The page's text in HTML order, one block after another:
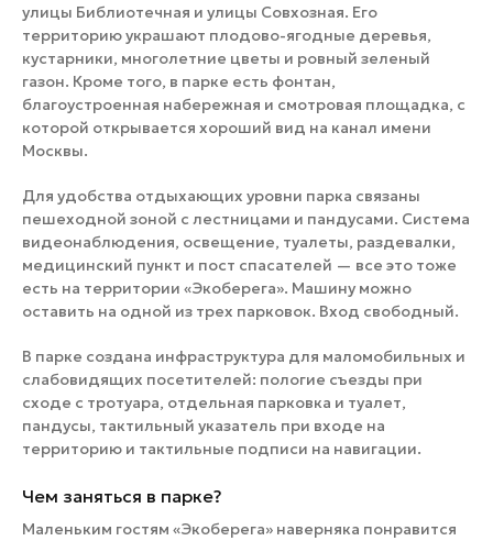
улицы Библиотечная и улицы Совхозная. Его
территорию украшают плодово-ягодные деревья,
кустарники, многолетние цветы и ровный зеленый
газон. Кроме того, в парке есть фонтан,
благоустроенная набережная и смотровая площадка, с
которой открывается хороший вид на канал имени
Москвы.
Для удобства отдыхающих уровни парка связаны
пешеходной зоной с лестницами и пандусами. Система
видеонаблюдения, освещение, туалеты, раздевалки,
медицинский пункт и пост спасателей — все это тоже
есть на территории «Экоберега». Машину можно
оставить на одной из трех парковок. Вход свободный.
В парке создана инфраструктура для маломобильных и
слабовидящих посетителей: пологие съезды при
сходе с тротуара, отдельная парковка и туалет,
пандусы, тактильный указатель при входе на
территорию и тактильные подписи на навигации.
Чем заняться в парке?
Маленьким гостям «Экоберега» наверняка понравится